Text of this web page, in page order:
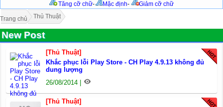
Tăng cỡ chữ- Mặc định- Giảm cỡ chữ
Trang chủ Thủ Thuật
New Post
[Thủ Thuật]
Khắc phục lỗi Play Store - CH Play 4.9.13 không đủ
dung lượng
26/08/2014 |
[Thủ Thuật]